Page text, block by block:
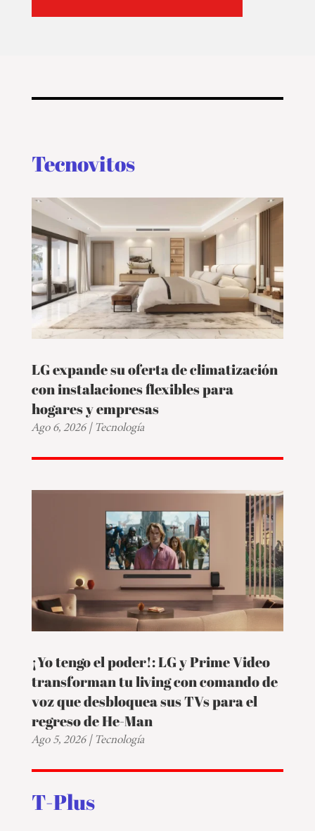
Tecnovitos
LG expande su oferta de climatización
con instalaciones flexibles para
hogares y empresas
Ago 6, 2026|Tecnología
¡Yo tengo el poder!: LG y Prime Video
transforman tu living con comando de
voz que desbloquea sus TVs para el
regreso de He-Man
Ago 5, 2026|Tecnología
T-Plus